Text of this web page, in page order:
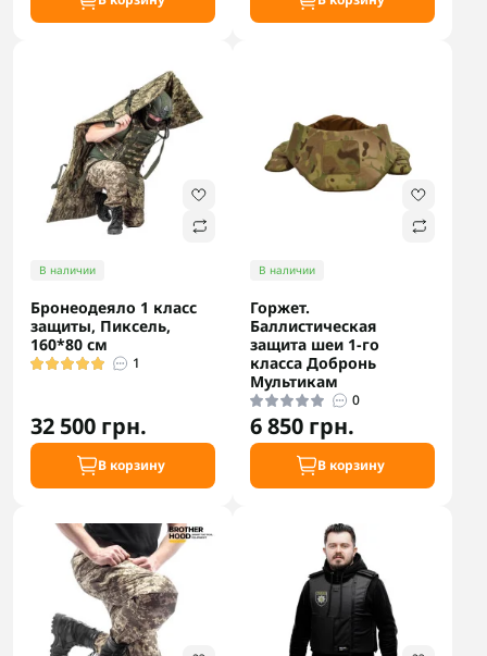
В наличии
Бронеодеяло 1 класс
защиты, Пиксель,
160*80 см
1
32 500 грн.
В корзину
В наличии
Горжет.
Баллистическая
защита шеи 1-го
класса Добронь
Мультикам
0
6 850 грн.
В корзину